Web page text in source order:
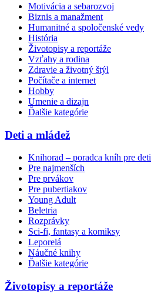
Motivácia a sebarozvoj
Biznis a manažment
Humanitné a spoločenské vedy
História
Životopisy a reportáže
Vzťahy a rodina
Zdravie a životný štýl
Počítače a internet
Hobby
Umenie a dizajn
Ďalšie kategórie
Deti a mládež
Knihorad – poradca kníh pre deti
Pre najmenších
Pre prvákov
Pre pubertiakov
Young Adult
Beletria
Rozprávky
Sci-fi, fantasy a komiksy
Leporelá
Náučné knihy
Ďalšie kategórie
Životopisy a reportáže